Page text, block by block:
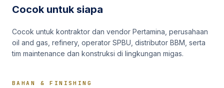
Cocok untuk siapa
Cocok untuk kontraktor dan vendor Pertamina, perusahaan
oil and gas, refinery, operator SPBU, distributor BBM, serta
tim maintenance dan konstruksi di lingkungan migas.
BAHAN & FINISHING